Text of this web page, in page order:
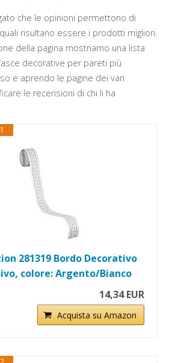
che le opinioni permettono di
risultano essere i prodotti migliori.
della pagina mostriamo una lista
decorative per pareti più
e aprendo le pagine dei vari
le recensioni di chi li ha
281319 Bordo Decorativo
colore: Argento/Bianco
14,34 EUR
Acquista su Amazon